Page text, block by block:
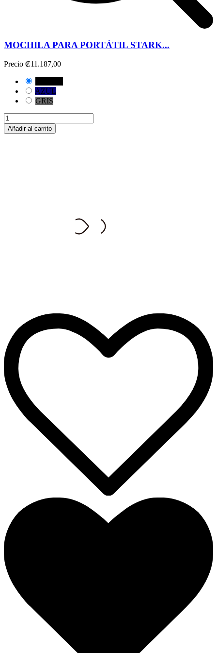
MOCHILA PARA PORTÁTIL STARK...
Precio ₡11.187,00
AZUL
GRIS
Añadir al carrito